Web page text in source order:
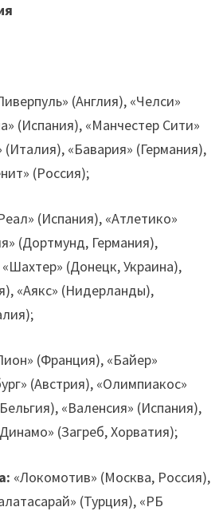
(Англия), «Челси»
(Испания), «Манчестер Сити»
(Италия), «Бавария» (Германия),
(Россия);
(Испания), «Атлетико»
(Дортмунд, Германия),
(Донецк, Украина),
«Аякс» (Нидерланды),
(Франция), «Байер»
(Австрия), «Олимпиакос»
«Валенсия» (Испания),
(Загреб, Хорватия);
«Локомотив» (Москва, Россия),
(Турция), «РБ